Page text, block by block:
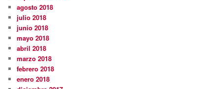
agosto 2018
julio 2018
junio 2018
mayo 2018
abril 2018
marzo 2018
febrero 2018
enero 2018